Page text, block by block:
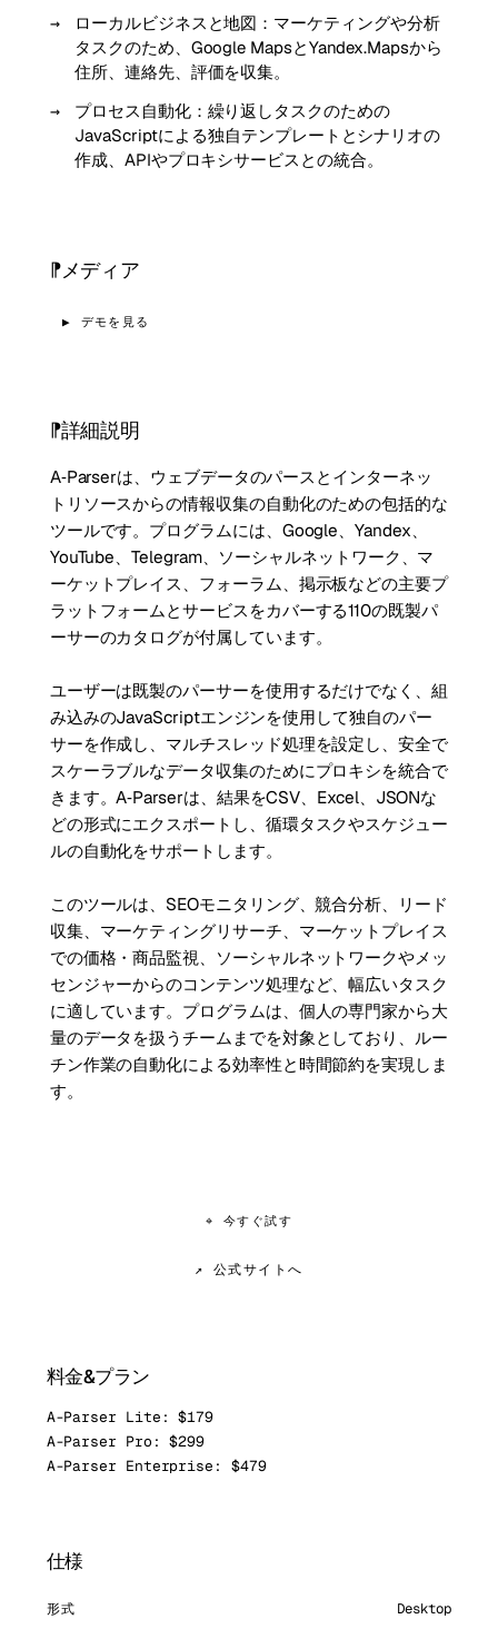
ローカルビジネスと地図：マーケティングや分析
タスクのため、Google MapsとYandex.Mapsから
住所、連絡先、評価を収集。
プロセス自動化：繰り返しタスクのための
JavaScriptによる独自テンプレートとシナリオの
作成、APIやプロキシサービスとの統合。
メディア
▶ デモを見る
詳細説明
A‑Parserは、ウェブデータのパースとインターネッ
トリソースからの情報収集の自動化のための包括的な
ツールです。プログラムには、Google、Yandex、
YouTube、Telegram、ソーシャルネットワーク、マ
ーケットプレイス、フォーラム、掲示板などの主要プ
ラットフォームとサービスをカバーする110の既製パ
ーサーのカタログが付属しています。
ユーザーは既製のパーサーを使用するだけでなく、組
み込みのJavaScriptエンジンを使用して独自のパー
サーを作成し、マルチスレッド処理を設定し、安全で
スケーラブルなデータ収集のためにプロキシを統合で
きます。A‑Parserは、結果をCSV、Excel、JSONな
どの形式にエクスポートし、循環タスクやスケジュー
ルの自動化をサポートします。
このツールは、SEOモニタリング、競合分析、リード
収集、マーケティングリサーチ、マーケットプレイス
での価格・商品監視、ソーシャルネットワークやメッ
センジャーからのコンテンツ処理など、幅広いタスク
に適しています。プログラムは、個人の専門家から大
量のデータを扱うチームまでを対象としており、ルー
チン作業の自動化による効率性と時間節約を実現しま
す。
⌖ 今すぐ試す
↗ 公式サイトへ
料金&プラン
A-Parser Lite: $179
A-Parser Pro: $299
A-Parser Enterprise: $479
仕様
形式 Desktop